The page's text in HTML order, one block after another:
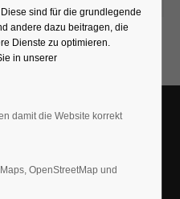
sind für die grundlegende
andere dazu beitragen, die
Dienste zu optimieren.
in unserer
damit die Website korrekt
OpenStreetMap und